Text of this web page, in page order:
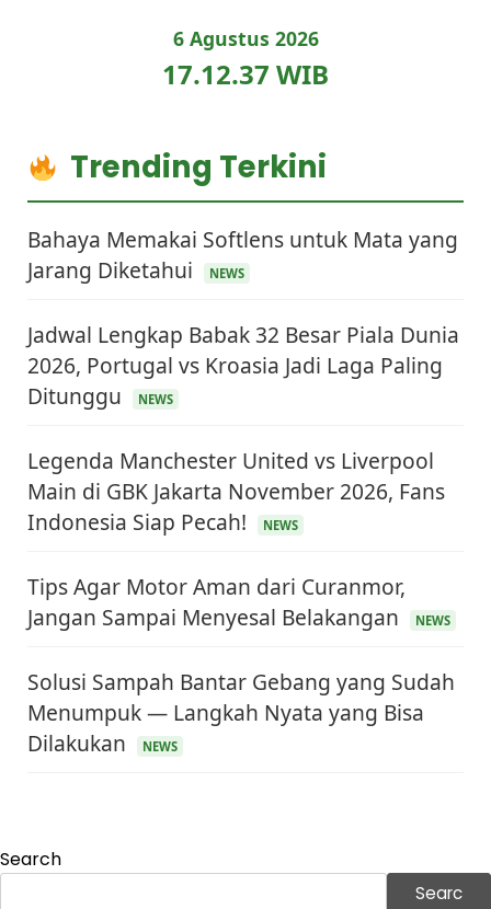
6 Agustus 2026
17.12.38 WIB
Trending Terkini
Bahaya Memakai Softlens untuk Mata yang
Jarang Diketahui
NEWS
Jadwal Lengkap Babak 32 Besar Piala Dunia
2026, Portugal vs Kroasia Jadi Laga Paling
Ditunggu
NEWS
Legenda Manchester United vs Liverpool
Main di GBK Jakarta November 2026, Fans
Indonesia Siap Pecah!
NEWS
Tips Agar Motor Aman dari Curanmor,
Jangan Sampai Menyesal Belakangan
NEWS
Solusi Sampah Bantar Gebang yang Sudah
Menumpuk — Langkah Nyata yang Bisa
Dilakukan
NEWS
Search
Searc
KEUANGAN & INVESTASI
Harga Minyak Dunia Hari Ini Naik, WTI dan Brent
30 Juni 2026